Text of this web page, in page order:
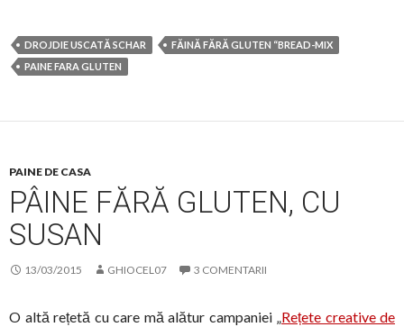
DROJDIE USCATĂ SCHAR
FĂINĂ FĂRĂ GLUTEN “BREAD-MIX
PAINE FARA GLUTEN
PAINE DE CASA
PÂINE FĂRĂ GLUTEN, CU
SUSAN
13/03/2015 GHIOCEL07 3 COMENTARII
O altă rețetă cu care mă alătur campaniei „Rețete creative de